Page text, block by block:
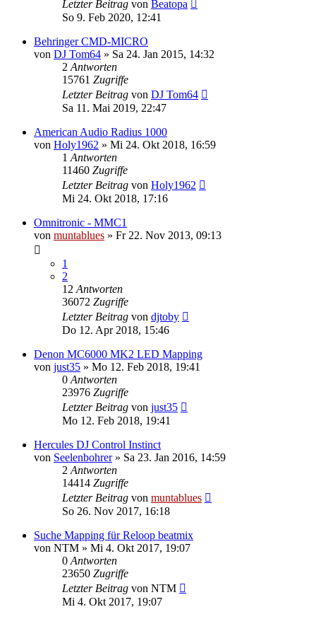
Letzter Beitrag von Beatopa
So 9. Feb 2020, 12:41
Behringer CMD-MICRO
von DJ Tom64 » Sa 24. Jan 2015, 14:32
2 Antworten
15761 Zugriffe
Letzter Beitrag von DJ Tom64
Sa 11. Mai 2019, 22:47
American Audio Radius 1000
von Holy1962 » Mi 24. Okt 2018, 16:59
1 Antworten
11460 Zugriffe
Letzter Beitrag von Holy1962
Mi 24. Okt 2018, 17:16
Omnitronic - MMC1
von muntablues » Fr 22. Nov 2013, 09:13
1
2
12 Antworten
36072 Zugriffe
Letzter Beitrag von djtoby
Do 12. Apr 2018, 15:46
Denon MC6000 MK2 LED Mapping
von just35 » Mo 12. Feb 2018, 19:41
0 Antworten
23976 Zugriffe
Letzter Beitrag von just35
Mo 12. Feb 2018, 19:41
Hercules DJ Control Instinct
von Seelenbohrer» Sa 23. Jan 2016, 14:59
2 Antworten
14414 Zugriffe
Letzter Beitrag von muntablues
So 26. Nov 2017, 16:18
Suche Mapping für Reloop beatmix
von NTM » Mi 4. Okt 2017, 19:07
0 Antworten
23650 Zugriffe
Letzter Beitrag von NTM
Mi 4. Okt 2017, 19:07